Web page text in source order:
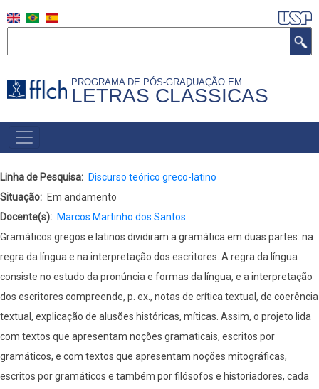
para
principal
PROGRAMA DE PÓS-GRADUAÇÃO EM
LETRAS CLÁSSICAS
NAVEGAÇÃO
PRINCIPAL
Linha de Pesquisa
Discurso teórico greco-latino
Situação
Em andamento
Docente(s)
Marcos Martinho dos Santos
Gramáticos gregos e latinos dividiram a gramática em duas partes: na
regra da língua e na interpretação dos escritores. A regra da língua
consiste no estudo da pronúncia e formas da língua, e a interpretação
dos escritores compreende, p. ex., notas de crítica textual, de coerência
textual, explicação de alusões históricas, míticas. Assim, o projeto lida
com textos que apresentam noções gramaticais, escritos por
gramáticos, e com textos que apresentam noções mitográficas,
escritos por gramáticos e também por filósofos e historiadores, cada